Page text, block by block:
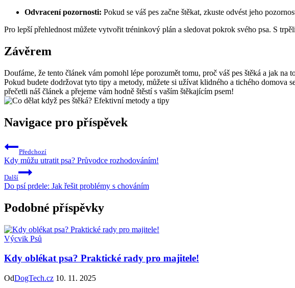
Odvracení pozornosti: Pokud se váš pes začne štěkat, zkuste odvést jeho
Pro lepší přehlednost můžete vytvořit tréninkový plán a sledovat pokrok svého psa. S
Závěrem
Doufáme, že tento článek vám pomohl lépe porozumět tomu, proč váš pes štěká a jak
Pokud budete dodržovat tyto tipy a metody, můžete si užívat klidného a tichého domova
přečetli náš článek a přejeme vám hodně štěstí s vaším štěkajícím psem!
Navigace pro příspěvek
Předchozí
Kdy můžu utratit psa? Průvodce rozhodováním!
Další
Do psí prdele: Jak řešit problémy s chováním
Podobné příspěvky
Výcvik Psů
Kdy oblékat psa? Praktické rady pro majitele!
OdDogTech.cz 10. 11. 2025